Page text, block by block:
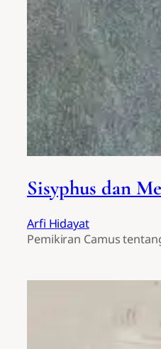
Sisyphus dan
Arfi Hidayat
Pemikiran Camus